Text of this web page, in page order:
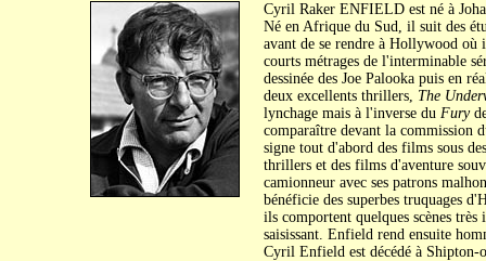
Cyril Raker ENFIELD est né à
Né en Afrique du Sud, il suit des
avant de se rendre à Hollywood où
courts métrages de l'interminable
dessinée des Joe Palooka puis en
deux excellents thrillers, The
lynchage mais à l'inverse du Fury
comparaître devant la commission
signe tout d'abord des films sous
thrillers et des films d'aventure
camionneur avec ses patrons
bénéficie des superbes truquages
ils comportent quelques scènes
saisissant. Enfield rend ensuite
Cyril Enfield est décédé à